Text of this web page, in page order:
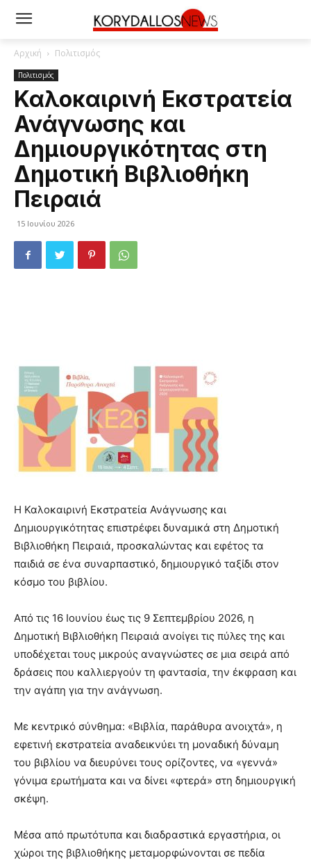
Αρχική Πολιτισμός
Πολιτισμός
Καλοκαιρινή Εκστρατεία
Ανάγνωσης και
Δημιουργικότητας στη
Δημοτική Βιβλιοθήκη
Πειραιά
15 Ιουνίου 2026
Η Καλοκαιρινή Εκστρατεία Ανάγνωσης και
Δημιουργικότητας επιστρέφει δυναμικά στη Δημοτική
Βιβλιοθήκη Πειραιά, προσκαλώντας και εφέτος τα
παιδιά σε ένα συναρπαστικό, δημιουργικό ταξίδι στον
κόσμο του βιβλίου.
Από τις 16 Ιουνίου έως τις 9 Σεπτεμβρίου 2026, η
Δημοτική Βιβλιοθήκη Πειραιά ανοίγει τις πύλες της και
υποδέχεται τους μικρούς αναγνώστες σε μια σειρά από
δράσεις που καλλιεργούν τη φαντασία, την έκφραση και
την αγάπη για την ανάγνωση.
Με κεντρικό σύνθημα: «Βιβλία, παράθυρα ανοιχτά», η
εφετινή εκστρατεία αναδεικνύει τη μοναδική δύναμη
του βιβλίου να διευρύνει τους ορίζοντες, να «γεννά»
γόνιμα ερωτήματα και να δίνει «φτερά» στη δημιουργική
σκέψη.
Μέσα από πρωτότυπα και διαδραστικά εργαστήρια, οι
χώροι της βιβλιοθήκης μεταμορφώνονται σε πεδία